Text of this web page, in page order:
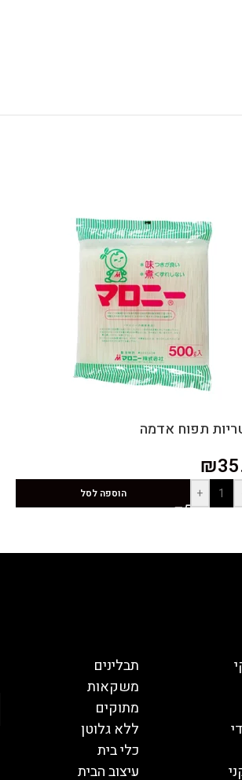
תפוח אדמה
₪
+ הוספה לסל
תבלינים
משקאות
מתוקים
ללא גלוטן
כלי בית
עיצוב הבית